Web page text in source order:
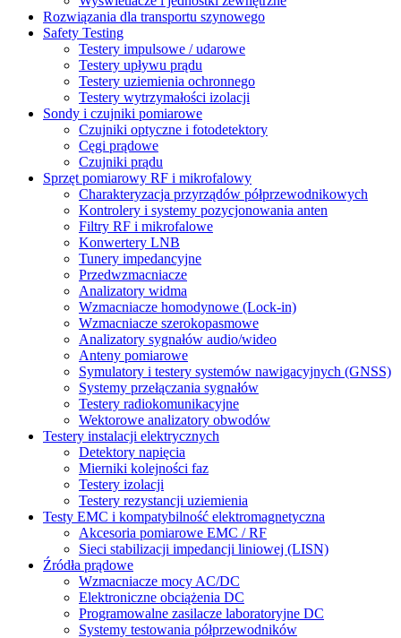
Rozwiązania dla transportu szynowego
Safety Testing
Testery impulsowe / udarowe
Testery upływu prądu
Testery uziemienia ochronnego
Testery wytrzymałości izolacji
Sondy i czujniki pomiarowe
Czujniki optyczne i fotodetektory
Cęgi prądowe
Czujniki prądu
Sprzęt pomiarowy RF i mikrofalowy
Charakteryzacja przyrządów półprzewodnikowych
Kontrolery i systemy pozycjonowania anten
Filtry RF i mikrofalowe
Konwertery LNB
Tunery impedancyjne
Przedwzmacniacze
Analizatory widma
Wzmacniacze homodynowe (Lock‑in)
Wzmacniacze szerokopasmowe
Analizatory sygnałów audio/wideo
Anteny pomiarowe
Symulatory i testery systemów nawigacyjnych (GNSS)
Systemy przełączania sygnałów
Testery radiokomunikacyjne
Wektorowe analizatory obwodów
Testery instalacji elektrycznych
Detektory napięcia
Mierniki kolejności faz
Testery izolacji
Testery rezystancji uziemienia
Testy EMC i kompatybilność elektromagnetyczna
Akcesoria pomiarowe EMC / RF
Sieci stabilizacji impedancji liniowej (LISN)
Źródła prądowe
Wzmacniacze mocy AC/DC
Elektroniczne obciążenia DC
Programowalne zasilacze laboratoryjne DC
Systemy testowania półprzewodników